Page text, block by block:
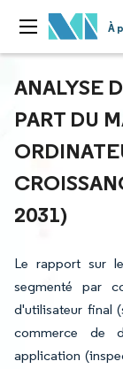
À
ANALYSE
PART DU
2031)
Le rapport sur
segmenté par
d'utilisateur final
commerce de
application